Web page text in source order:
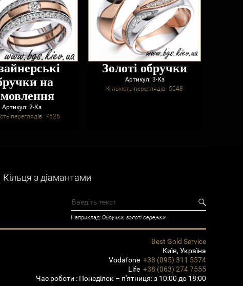
на
Артикул: 2-Кз
переглядів: 7526
Золоті обручки
Артикул: 3-Кз
Кількість переглядів: 5048
Кільця з діамантами
Наприклад: Обручки, золоті сережки
Best Gold Service
Київ,Україна
Vodafone +38 (095) 311 5574
Life +38 (063) 274 7555
Час роботи : Понеділок – п'ятниця: з 10:00 до 18:00